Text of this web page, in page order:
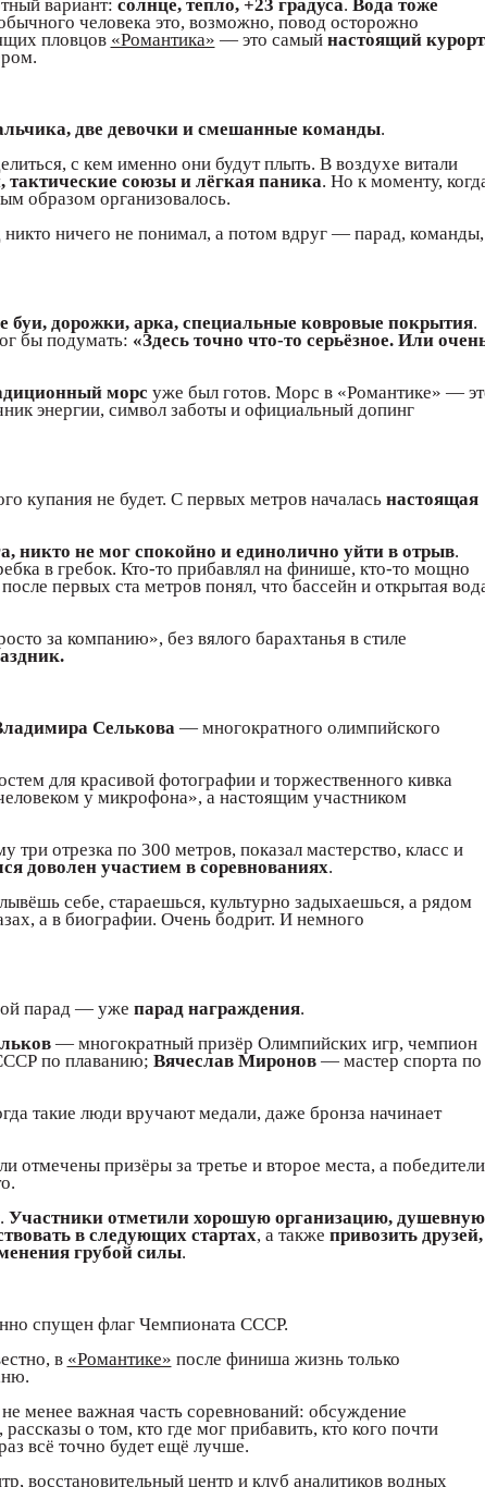
вариант: солнце, тепло, +23 градуса. Вода тоже
человека это, возможно, повод осторожно
пловцов «Романтика» — это самый настоящий
две девочки и смешанные команды.
с кем именно они будут плыть. В воздухе витали
тактические союзы и лёгкая паника. Но к моменту,
образом организовалось.
ничего не понимал, а потом вдруг — парад, команды,
буи, дорожки, арка, специальные ковровые покрытия.
бы подумать: «Здесь точно что-то серьёзное. Или
морс уже был готов. Морс в «Романтике» —
энергии, символ заботы и официальный допинг
купания не будет. С первых метров началась настоящая
никто не мог спокойно и единолично уйти в отрыв.
в гребок. Кто-то прибавлял на финише, кто-то мощно
первых ста метров понял, что бассейн и открытая
за компанию», без вялого барахтанья в стиле
Селькова— многократного олимпийского
для красивой фотографии и торжественного кивка
у микрофона», а настоящим участником
отрезка по 300 метров, показал мастерство, класс и
доволен участием в соревнованиях.
себе, стараешься, культурно задыхаешься, а рядом
а в биографии. Очень бодрит. И немного
парад — уже парад награждения.
— многократный призёр Олимпийских игр, чемпион
по плаванию; Вячеслав Миронов — мастер спорта по
такие люди вручают медали, даже бронза начинает
призёры за третье и второе места, а победители
Участники отметили хорошую организацию, душевную
в следующих стартах, а также привозить друзей,
грубой силы.
спущен флаг Чемпионата СССР.
в «Романтике» после финиша жизнь только
менее важная часть соревнований: обсуждение
о том, кто где мог прибавить, кто кого почти
всё точно будет ещё лучше.
восстановительный центр и клуб аналитиков водных